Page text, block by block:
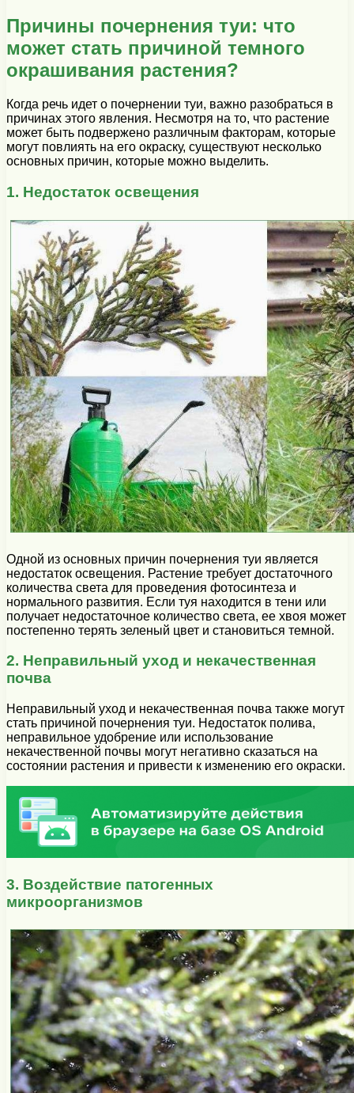
Причины почернения туи: что
может стать причиной темного
окрашивания растения?
Когда речь идет о почернении туи, важно разобраться в
причинах этого явления. Несмотря на то, что растение
может быть подвержено различным факторам, которые
могут повлиять на его окраску, существуют несколько
основных причин, которые можно выделить.
1. Недостаток освещения
Одной из основных причин почернения туи является
недостаток освещения. Растение требует достаточного
количества света для проведения фотосинтеза и
нормального развития. Если туя находится в тени или
получает недостаточное количество света, ее хвоя может
постепенно терять зеленый цвет и становиться темной.
2. Неправильный уход и некачественная
почва
Неправильный уход и некачественная почва также могут
стать причиной почернения туи. Недостаток полива,
неправильное удобрение или использование
некачественной почвы могут негативно сказаться на
состоянии растения и привести к изменению его окраски.
3. Воздействие патогенных
микроорганизмов